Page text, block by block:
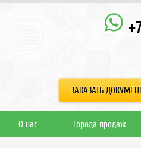
ЗАКАЗАТЬ
О нас Города продаж